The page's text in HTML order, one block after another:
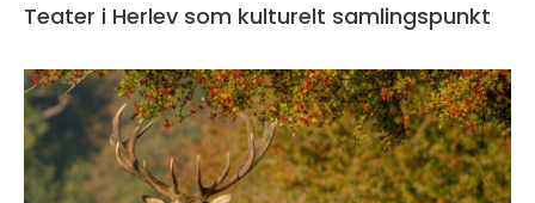
Teater i Herlev som kulturelt samlingspunkt